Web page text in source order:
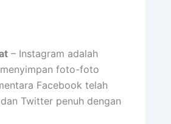
– Instagram adalah
foto-foto
Facebook telah
Twitter penuh dengan